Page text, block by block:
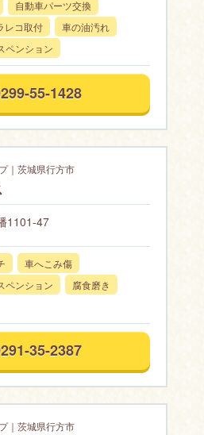
自動車パーツ交換
レコ取付
車の油汚れ
ペンション
55-1428
｜茨城県行方市
1101-47
車へこみ傷
ペンション
腐食磨き
35-2387
｜茨城県行方市